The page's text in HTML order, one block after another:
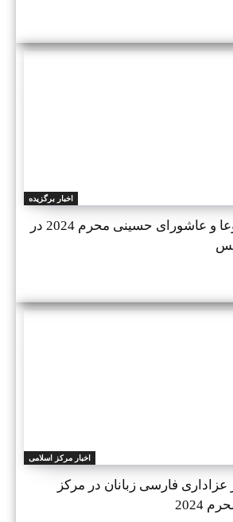
اخبار برگزیده
آیین عزاداری تاسوعا و عاشورای حسینی محرم 2024 در
اخبار مرکز اسلامی
فارسی زبانان در مرکز
2024